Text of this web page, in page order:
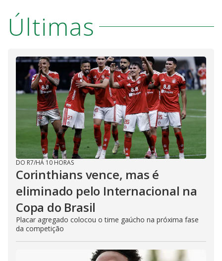
Últimas
DO R7/HÁ 10 HORAS
Corinthians vence, mas é
eliminado pelo Internacional na
Copa do Brasil
Placar agregado colocou o time gaúcho na próxima fase
da competição